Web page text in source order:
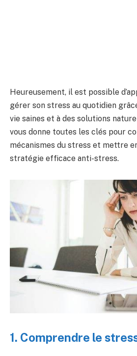
Heureusement, il est possible
gérer son stress au quotidien
vie saines et à des solutions
vous donne toutes les clés pour
mécanismes du stress et mettre
stratégie efficace anti-stress.
1. Comprendre le